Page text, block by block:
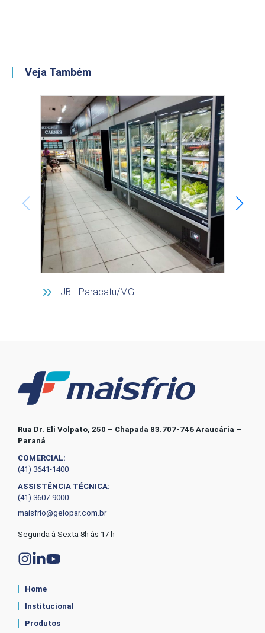
Veja Também
JB - Paracatu/MG
Rua Dr. Eli Volpato, 250 – Chapada 83.707-746 Araucária –
Paraná
COMERCIAL:
(41) 3641-1400
ASSISTÊNCIA TÉCNICA:
(41) 3607-9000
maisfrio@gelopar.com.br
Segunda à Sexta 8h às 17 h
Home
Institucional
Produtos